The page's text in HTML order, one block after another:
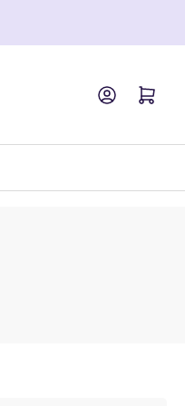
AnmeldenMini-Warenkorb öffnen